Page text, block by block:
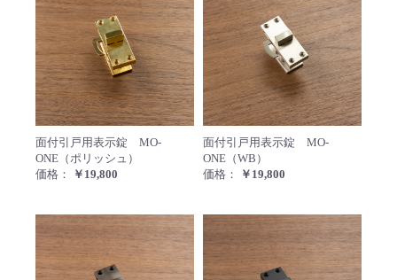
面付引戸用表示錠 MO-ONE（ポリッ
面付引戸用表示錠 MO-
ONE（ポリッシュ）
価格：
￥19,800
面付引戸用表示錠 MO-
ONE（WB）
価格：
￥19,800